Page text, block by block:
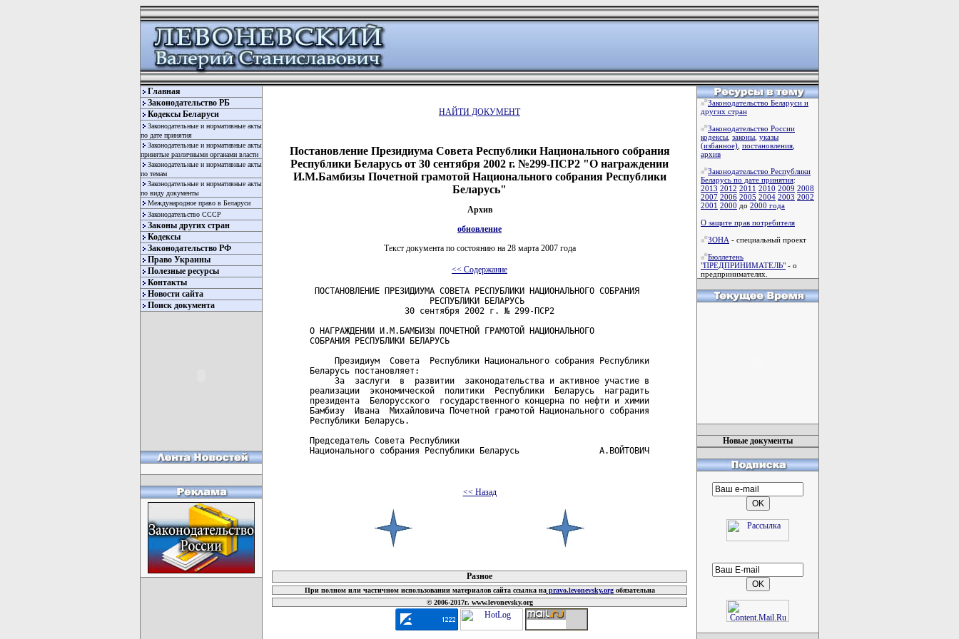
Главная
Законодательство РБ
Кодексы Беларуси
Законодательные и нормативные акты
по дате принятия
Законодательные и нормативные акты
принятые различными органами власти
Законодательные и нормативные акты
по темам
Законодательные и нормативные акты
по виду документы
Международное право в Беларуси
Законодательство СССР
Законы других стран
Кодексы
Законодательство РФ
Право Украины
Полезные ресурсы
Контакты
Новости сайта
Поиск документа
НАЙТИ ДОКУМЕНТ
Постановление Президиума Совета Республики Национального собрания
Республики Беларусь от 30 сентября 2002 г. №299-ПСР2 "О награждении
И.М.Бамбизы Почетной грамотой Национального собрания Республики
Беларусь"
Архив
обновление
Текст документа по состоянию на 28 марта 2007 года
<< Содержание
ПОСТАНОВЛЕНИЕ ПРЕЗИДИУМА СОВЕТА РЕСПУБЛИКИ НАЦИОНАЛЬНОГО СОБРАНИЯ
                        РЕСПУБЛИКИ БЕЛАРУСЬ
                   30 сентября 2002 г. № 299-ПСР2
О НАГРАЖДЕНИИ И.М.БАМБИЗЫ ПОЧЕТНОЙ ГРАМОТОЙ НАЦИОНАЛЬНОГО
СОБРАНИЯ РЕСПУБЛИКИ БЕЛАРУСЬ
     Президиум  Совета  Республики Национального собрания Республики
Беларусь постановляет:
     За  заслуги  в  развитии  законодательства и активное участие в
реализации  экономической  политики  Республики  Беларусь  наградить
президента  Белорусского  государственного концерна по нефти и химии
Бамбизу  Ивана  Михайловича Почетной грамотой Национального собрания
Республики Беларусь.
Председатель Совета Республики
Национального собрания Республики Беларусь                А.ВОЙТОВИЧ
<< Назад
Разное
При полном или частичном использовании материалов сайта ссылка наpravo.levonevsky.orgобязательна
© 2006-2017г. www.levonevsky.org
Законодательство Беларуси и
других стран
Законодательство России
кодексы законы указы
(избанное) постановления
архив
Законодательство Республики
Беларусь по дате принятия:
2013 2012 2011 2010 2009 2008
2007 2006 2005 2004 2003 2002
2001 2000 до 2000 года
О защите прав потребителя
ЗОНА - специальный проект
Бюллетень
"ПРЕДПРИНИМАТЕЛЬ" - о
предпринимателях.
Новые документы